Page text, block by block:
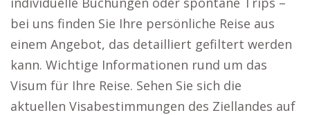
bei uns finden Sie Ihre persönliche Reise aus
einem Angebot, das detailliert gefiltert werden
kann. Wichtige Informationen rund um das
Visum für Ihre Reise. Sehen Sie sich die
aktuellen Visabestimmungen des Ziellandes auf